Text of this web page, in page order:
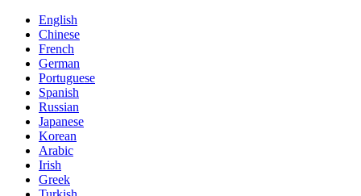
English
Chinese
French
German
Portuguese
Spanish
Russian
Japanese
Korean
Arabic
Irish
Greek